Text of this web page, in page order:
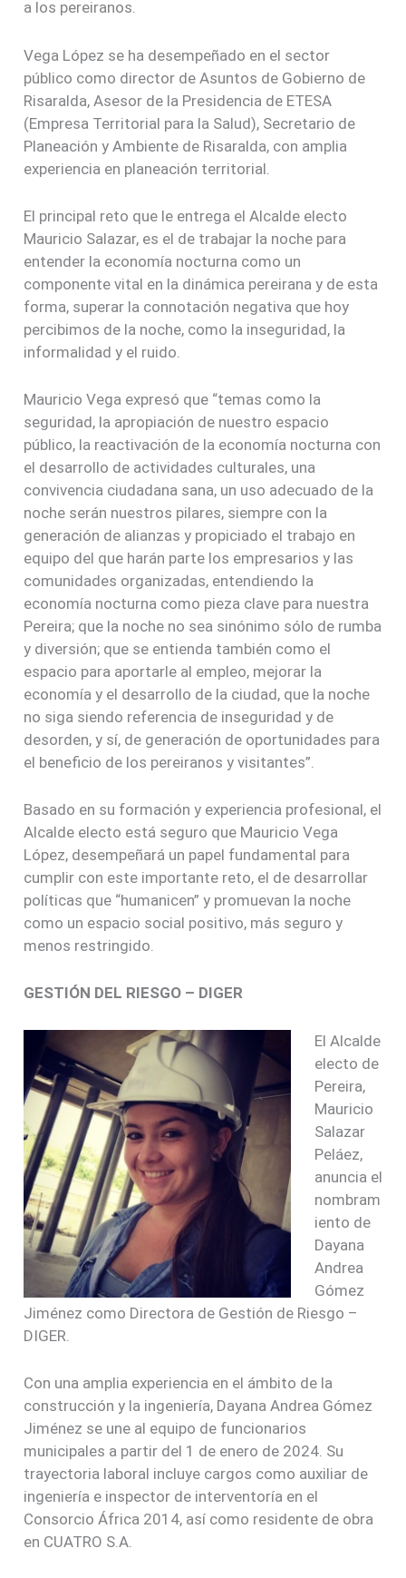
a los pereiranos.
Vega López se ha desempeñado en el sector
público como director de Asuntos de Gobierno de
Risaralda, Asesor de la Presidencia de ETESA
(Empresa Territorial para la Salud), Secretario de
Planeación y Ambiente de Risaralda, con amplia
experiencia en planeación territorial.
El principal reto que le entrega el Alcalde electo
Mauricio Salazar, es el de trabajar la noche para
entender la economía nocturna como un
componente vital en la dinámica pereirana y de esta
forma, superar la connotación negativa que hoy
percibimos de la noche, como la inseguridad, la
informalidad y el ruido.
Mauricio Vega expresó que “temas como la
seguridad, la apropiación de nuestro espacio
público, la reactivación de la economía nocturna con
el desarrollo de actividades culturales, una
convivencia ciudadana sana, un uso adecuado de la
noche serán nuestros pilares, siempre con la
generación de alianzas y propiciado el trabajo en
equipo del que harán parte los empresarios y las
comunidades organizadas, entendiendo la
economía nocturna como pieza clave para nuestra
Pereira; que la noche no sea sinónimo sólo de rumba
y diversión; que se entienda también como el
espacio para aportarle al empleo, mejorar la
economía y el desarrollo de la ciudad, que la noche
no siga siendo referencia de inseguridad y de
desorden, y sí, de generación de oportunidades para
el beneficio de los pereiranos y visitantes”.
Basado en su formación y experiencia profesional, el
Alcalde electo está seguro que Mauricio Vega
López, desempeñará un papel fundamental para
cumplir con este importante reto, el de desarrollar
políticas que “humanicen” y promuevan la noche
como un espacio social positivo, más seguro y
menos restringido.
GESTIÓN DEL RIESGO – DIGER
El Alcalde
electo de
Pereira,
Mauricio
Salazar
Peláez,
anuncia el
nombram
iento de
Dayana
Andrea
Gómez
Jiménez como Directora de Gestión de Riesgo –
DIGER.
Con una amplia experiencia en el ámbito de la
construcción y la ingeniería, Dayana Andrea Gómez
Jiménez se une al equipo de funcionarios
municipales a partir del 1 de enero de 2024. Su
trayectoria laboral incluye cargos como auxiliar de
ingeniería e inspector de interventoría en el
Consorcio África 2014, así como residente de obra
en CUATRO S.A.